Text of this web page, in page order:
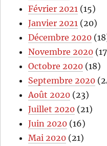
Février 2021 (15)
Janvier 2021 (20)
Décembre 2020
Novembre 2020
Octobre 2020 (18)
Septembre 2020
Août 2020 (23)
Juillet 2020 (21)
Juin 2020 (16)
Mai 2020 (21)